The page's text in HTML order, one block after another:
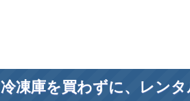
冷凍庫を買わずに、レン